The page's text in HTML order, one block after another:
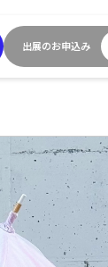
出展のお申込み